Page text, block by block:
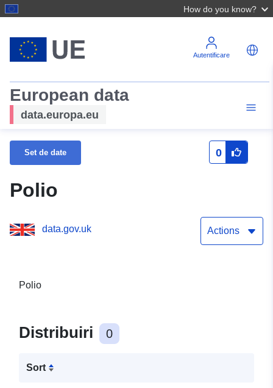
How do you know?
Autentificare
European data
data.europa.eu
Set de date 0
Polio
data.gov.uk Actions
Polio
Distribuiri 0
Sort